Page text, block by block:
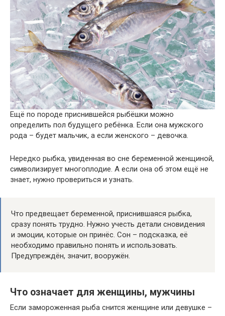
Ещё по породе приснившейся рыбёшки можно
определить пол будущего ребёнка. Если она мужского
рода – будет мальчик, а если женского – девочка.
Нередко рыбка, увиденная во сне беременной женщиной,
символизирует многоплодие. А если она об этом ещё не
знает, нужно провериться и узнать.
Что предвещает беременной, приснившаяся рыбка,
сразу понять трудно. Нужно учесть детали сновидения
и эмоции, которые он принёс. Сон – подсказка, её
необходимо правильно понять и использовать.
Предупреждён, значит, вооружён.
Что означает для женщины, мужчины
Если замороженная рыба снится женщине или девушке –